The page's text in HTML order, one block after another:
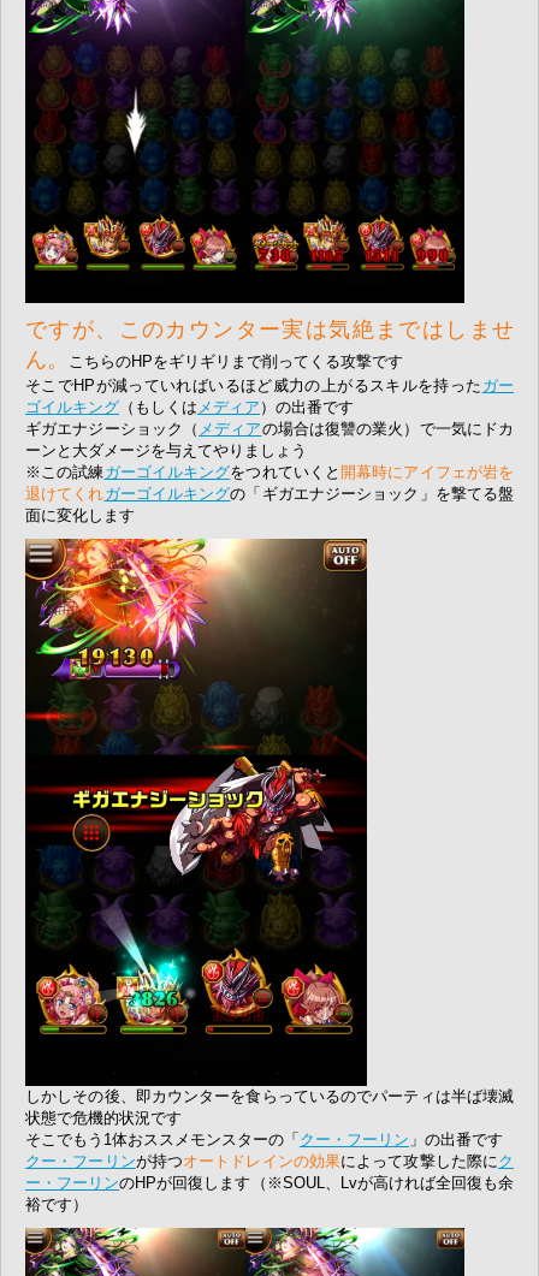
ですが、このカウンター実は気絶まではしませ
ん。
こちらのHPをギリギリまで削ってくる攻撃です
そこでHPが減っていればいるほど威力の上がるスキルを持った ガー
ゴイルキング （もしくは メディア ）の出番です
ギガエナジーショック（ メディアの場合は復讐の業火）で一気にドカ
ーンと大ダメージを与えてやりましょう
※この試練ガーゴイルキングをつれていくと 開幕時にアイフェが岩を
退けてくれガーゴイルキングの「ギガエナジーショック」を撃てる盤
面に変化します
しかしその後、即カウンターを食らっているのでパーティは半ば壊滅
状態で危機的状況です
そこでもう1体おススメモンスターの「 クー・フーリン 」の出番です
クー・フーリンが持つオートドレインの効果によって攻撃した際にク
ー・フーリンのHPが回復します（※SOUL、Lvが高ければ全回復も余
裕です）